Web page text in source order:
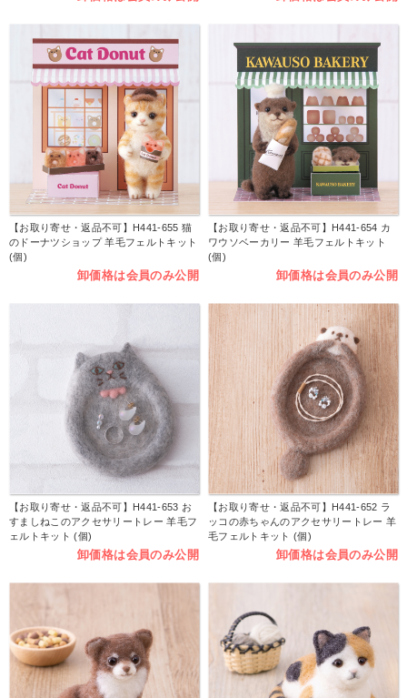
【お取り寄せ・返品不可】H441-655 猫
のドーナツショップ 羊毛フェルトキット
(個)
卸価格は会員のみ公開
【お取り寄せ・返品不可】H441-654 カ
ワウソベーカリー 羊毛フェルトキット
(個)
卸価格は会員のみ公開
【お取り寄せ・返品不可】H441-653 お
すましねこのアクセサリートレー 羊毛フ
ェルトキット (個)
卸価格は会員のみ公開
【お取り寄せ・返品不可】H441-652 ラ
ッコの赤ちゃんのアクセサリートレー 羊
毛フェルトキット (個)
卸価格は会員のみ公開